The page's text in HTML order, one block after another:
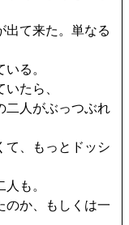
出て来た。単なる
る。
たら、
二人がぶっつぶれ
て、もっとドッシ
も。
のか、もしくは一